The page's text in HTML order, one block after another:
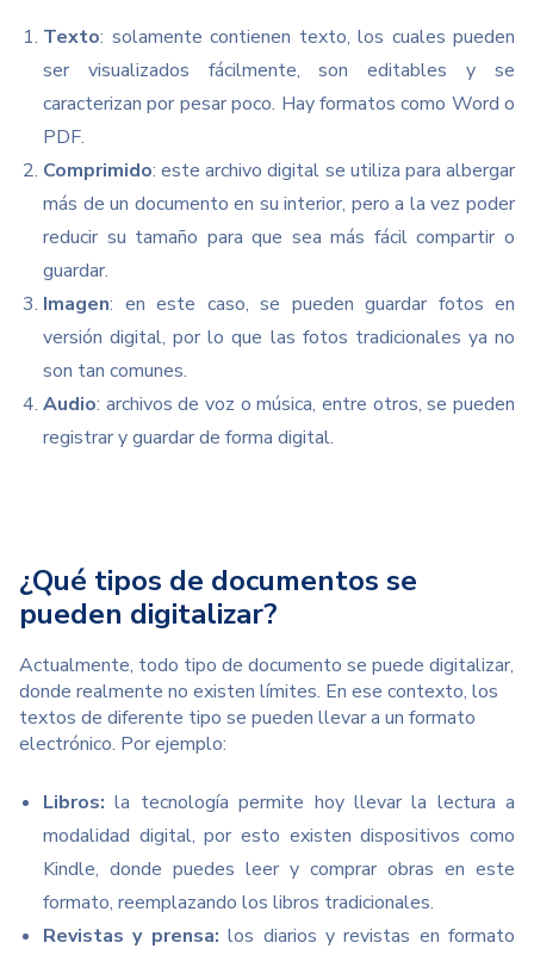
Texto: solamente contienen texto, los cuales pueden
ser visualizados fácilmente, son editables y se
caracterizan por pesar poco. Hay formatos como Word o
PDF.
Comprimido: este archivo digital se utiliza para albergar
más de un documento en su interior, pero a la vez poder
reducir su tamaño para que sea más fácil compartir o
guardar.
Imagen: en este caso, se pueden guardar fotos en
versión digital, por lo que las fotos tradicionales ya no
son tan comunes.
Audio: archivos de voz o música, entre otros, se pueden
registrar y guardar de forma digital.
¿Qué tipos de documentos se
pueden digitalizar?
Actualmente, todo tipo de documento se puede digitalizar,
donde realmente no existen límites. En ese contexto, los
textos de diferente tipo se pueden llevar a un formato
electrónico. Por ejemplo:
Libros: la tecnología permite hoy llevar la lectura a
modalidad digital, por esto existen dispositivos como
Kindle, donde puedes leer y comprar obras en este
formato, reemplazando los libros tradicionales.
Revistas y prensa: los diarios y revistas en formato